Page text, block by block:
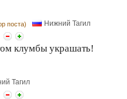
поста) Нижний Тагил
клумбы украшать!
Тагил